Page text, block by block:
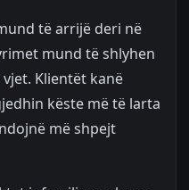
të arrijë deri në
mund të shlyhen
Klientët kanë
këste më të larta
më shpejt